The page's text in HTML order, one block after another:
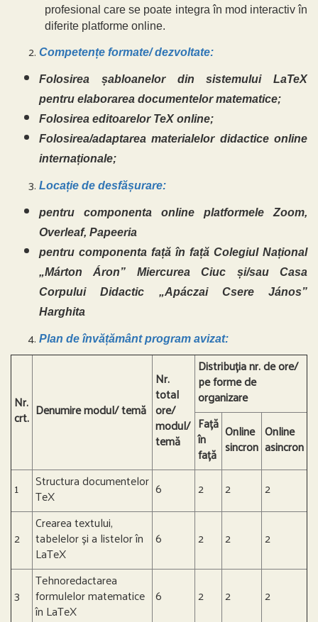
profesional care se poate integra în mod interactiv în
diferite platforme online.
Competențe formate/ dezvoltate:
Folosirea șabloanelor din sistemului LaTeX
pentru elaborarea documentelor matematice;
Folosirea editoarelor TeX online;
Folosirea/adaptarea materialelor didactice online
internaționale;
Locație de desfășurare:
pentru componenta online platformele Zoom,
Overleaf, Papeeria
pentru componenta față în față Colegiul Național
„Márton Áron” Miercurea Ciuc și/sau Casa
Corpului Didactic „Apáczai Csere János”
Harghita
Plan de învățământ program avizat:
Nr.
crt. Denumire modul/ temă
Nr.
total
ore/
modul/
temă
Distribuția nr. de ore/
pe forme de
organizare
Față
în
față
Online
sincron
Online
asincron
1 Structura documentelor
TeX 6 2 2 2
2
Crearea textului,
tabelelor și a listelor în
LaTeX
6 2 2 2
3
Tehnoredactarea
formulelor matematice
în LaTeX
6 2 2 2